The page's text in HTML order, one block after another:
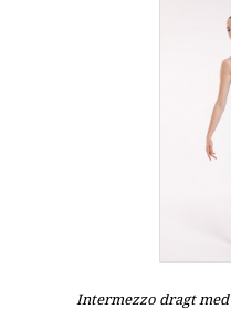
Intermezzo dragt